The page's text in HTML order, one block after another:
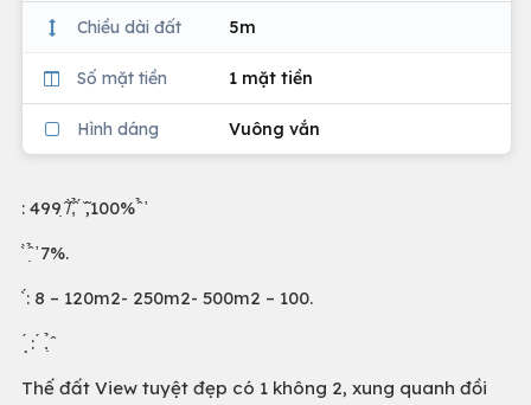
Chiều dài đất 5m
Số mặt tiền 1 mặt tiền
Hình dáng Vuông vắn
: 499 ̣̂/̂̀,̂̉ ́ ̆̃,100% ̂̉ ̛
̂ ̀ ̂̉ ̛̣ 7%.
̣̂ ́: 8 – 120m2- 250m2- 500m2 – 100.
̣ ́ : ́ .̉ ̣̂
Thế đất View tuyệt đẹp có 1 không 2, xung quanh đồi